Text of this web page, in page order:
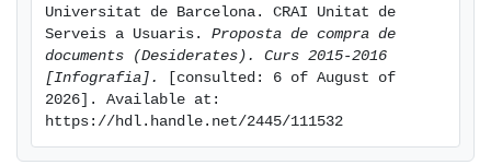
Universitat de Barcelona. CRAI Unitat de
Serveis a Usuaris. Proposta de compra de
documents (Desiderates). Curs 2015-2016
[Infografia].
[consulted: 6 of August of
2026]. Available at:
https://hdl.handle.net/2445/111532